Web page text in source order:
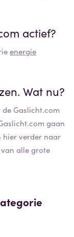
actief?
energie
Wat nu?
deGaslicht.com
gaan
hier verder naar
van alle grote